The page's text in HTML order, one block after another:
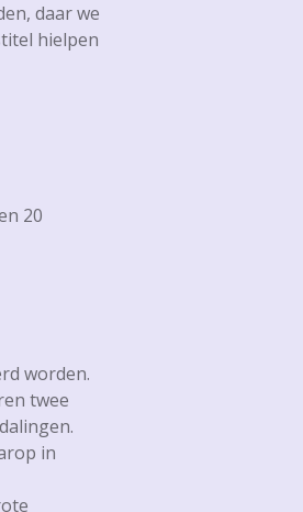
daar we
hielpen
20
worden.
twee
in